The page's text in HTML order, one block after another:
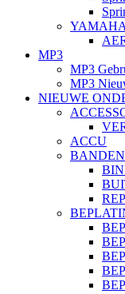
YAMAHA
MP3
MP3
MP3
NIEUWE
ACCU
BANDEN